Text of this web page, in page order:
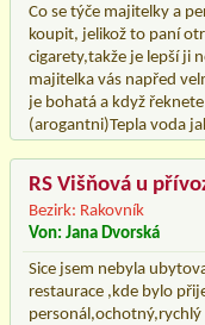
Co se týče majitelky a
koupit, jelikož to paní
cigarety,takže je lepší ji
majitelka vás napřed
je bohatá a když
(arogantni)Tepla voda
RS Višňová u
Bezirk: Rakovník
Von: Jana Dvorská
Sice jsem nebyla
restaurace ,kde bylo
personál,ochotný,rychlý